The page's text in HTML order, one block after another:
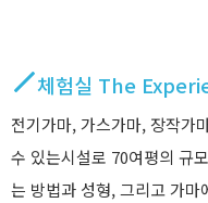
체험실 The
전기가마, 가스가마, 장작가
수 있는시설로 70여평의 규
는 방법과 성형, 그리고 가마